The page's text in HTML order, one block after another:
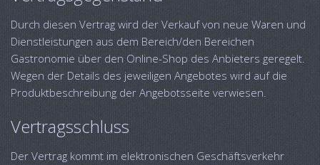
Durch diesen Vertrag wird der Verkauf von neue Waren und
Dienstleistungen aus dem Bereich/den Bereichen
Gastronomie über den Online-Shop des Anbieters geregelt.
Wegen der Details des jeweiligen Angebotes wird auf die
Produktbeschreibung der Angebotsseite verwiesen.
Vertragsschluss
Der Vertrag kommt im elektronischen Geschäftsverkehr